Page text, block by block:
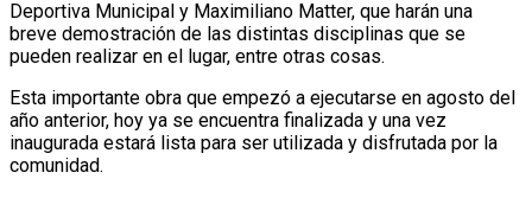
Deportiva Municipal y Maximiliano Matter, que harán una
breve demostración de las distintas disciplinas que se
pueden realizar en el lugar, entre otras cosas.
Esta importante obra que empezó a ejecutarse en agosto del
año anterior, hoy ya se encuentra finalizada y una vez
inaugurada estará lista para ser utilizada y disfrutada por la
comunidad.